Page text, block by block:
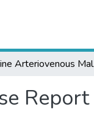
Uterine